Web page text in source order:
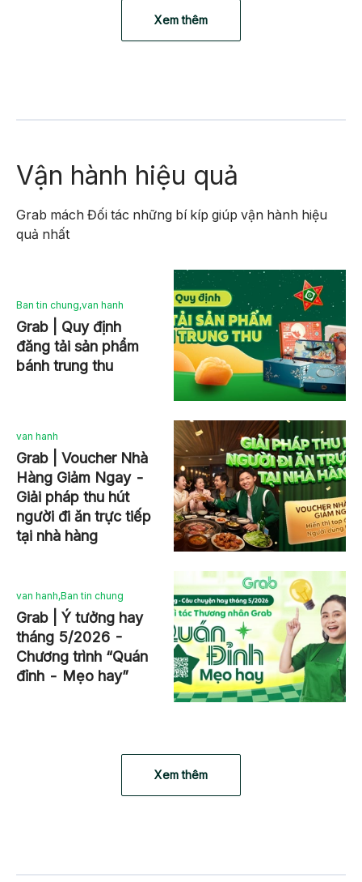
Xem thêm
Vận hành hiệu quả
Grab mách Đối tác những bí kíp giúp vận hành hiệu
quả nhất
Ban tin chung,van hanh
Grab | Quy định
đăng tải sản phẩm
bánh trung thu
van hanh
Grab | Voucher Nhà
Hàng Giảm Ngay -
Giải pháp thu hút
người đi ăn trực tiếp
tại nhà hàng
van hanh,Ban tin chung
Grab | Ý tưởng hay
tháng 5/2026 -
Chương trình “Quán
đỉnh - Mẹo hay”
Xem thêm